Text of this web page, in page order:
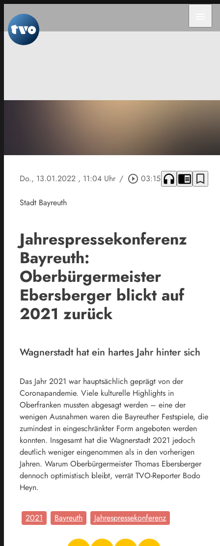
Do., 13.01.2022 , 11:04 Uhr / play_circle_outline 03:15 headphones chrome_reader_mode bookmark_border
Stadt Bayreuth
Jahrespressekonferenz
Bayreuth:
Oberbürgermeister
Ebersberger blickt auf
2021 zurück
Wagnerstadt hat ein hartes Jahr hinter sich
Das Jahr 2021 war hauptsächlich geprägt von der
Coronapandemie. Viele kulturelle Highlights in
Oberfranken mussten abgesagt werden – eine der
wenigen Ausnahmen waren die Bayreuther Festspiele, die
zumindest in eingeschränkter Form angeboten werden
konnten. Insgesamt hat die Wagnerstadt 2021 jedoch
deutlich weniger eingenommen als in den vorherigen
Jahren. Warum Oberbürgermeister Thomas Ebersberger
dennoch optimistisch bleibt, verrät TVO-Reporter Bodo
Heyn.
2021 Bayreuth Jahrespressekonferenz